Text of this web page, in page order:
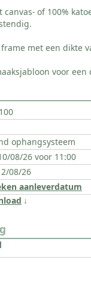
canvas- of 100%
met een dikte
voor een
ophangsysteem
08/26 voor 11:00
08/26
aanleverdatum